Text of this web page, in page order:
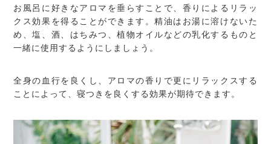
お風呂に好きなアロマを垂らすことで、香りによるリラッ
クス効果を得ることができます。精油はお湯に溶けないた
め、塩、酒、はちみつ、植物オイルなどの乳化するものと
一緒に使用するようにしましょう。
全身の血行を良くし、アロマの香りで更にリラックスする
ことによって、寝つきを良くする効果が期待できます。